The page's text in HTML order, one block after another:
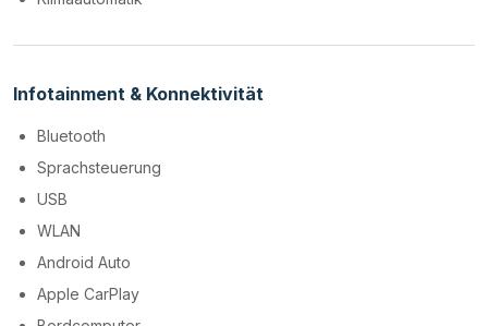
Infotainment & Konnektivität
Bluetooth
Sprachsteuerung
USB
WLAN
Android Auto
Apple CarPlay